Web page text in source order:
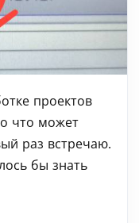
проектов
что может
раз встречаю.
бы знать